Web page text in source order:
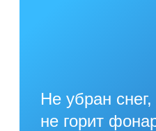
Не убран
не горит